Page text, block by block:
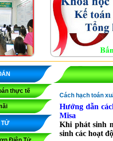
thực tế
TỬ
Cách hạch toán
Hướng dẫn
Misa
Khi phát sinh
sinh các hoạt